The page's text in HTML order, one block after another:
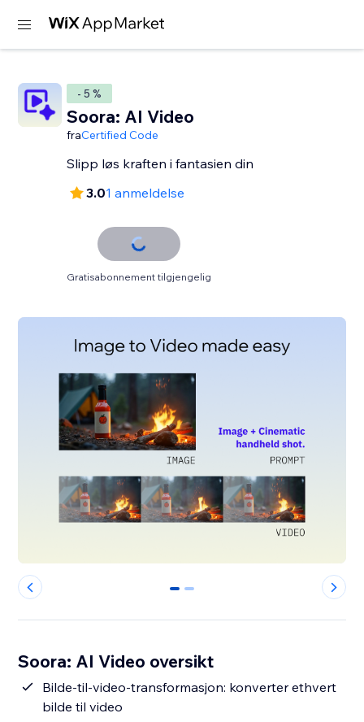
- 5 %
Soora: AI Video
fraCertified Code
Slipp løs kraften i fantasien din
3.01 anmeldelse
Gratisabonnement tilgjengelig
0 1
Soora: AI Video oversikt
Bilde-til-video-transformasjon: konverter ethvert
bilde til video